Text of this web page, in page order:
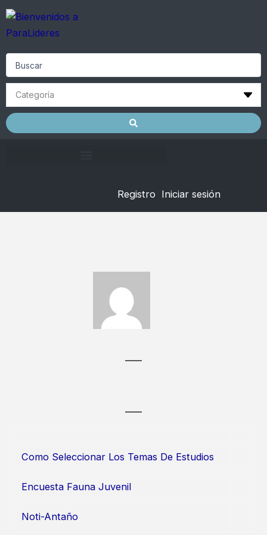
Skip
content
Registro Iniciar sesión
Como Seleccionar Los Temas De Estudios
Encuesta Fauna Juvenil
Noti-Antaño